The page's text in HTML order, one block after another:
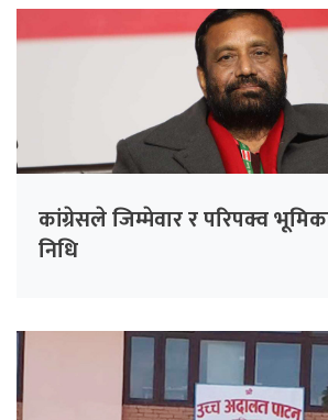
कांग्रेसले जिम्मेवार र परिपक्व
निधि